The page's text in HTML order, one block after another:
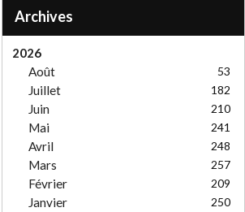
Archives
2026
Août
53
Juillet 182
Juin 210
Mai 241
Avril 248
Mars 257
Février 209
Janvier 250